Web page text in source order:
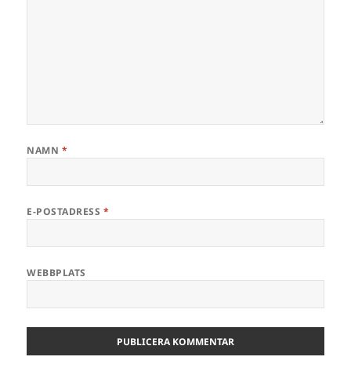
NAMN *
E-POSTADRESS *
WEBBPLATS